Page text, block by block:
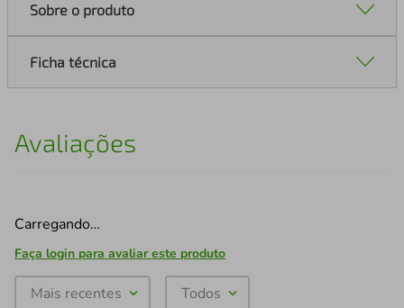
Sobre o produto
Ficha técnica
Avaliações
Carregando…
Faça login para avaliar este produto
Mais recentes Todos